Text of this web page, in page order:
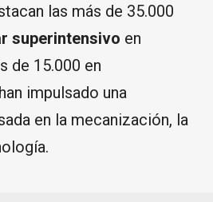
las más de 35.000
superintensivo en
de 15.000 en
impulsado una
en la mecanización, la